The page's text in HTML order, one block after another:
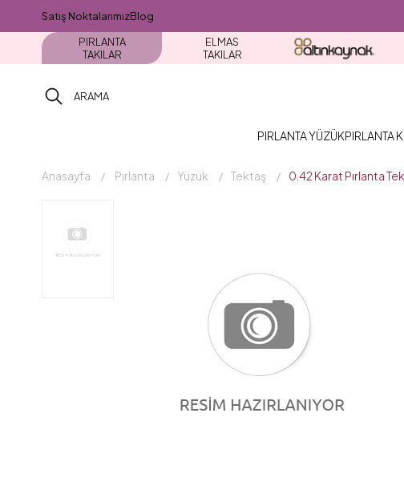
Satış NoktalarımızBlog
PIRLANTA
TAKILAR
ELMAS
TAKILAR
PIRLANTA YÜZÜKPIRLANTA
Anasayfa Pırlanta Yüzük Tektaş 0.42 Karat Pırlanta